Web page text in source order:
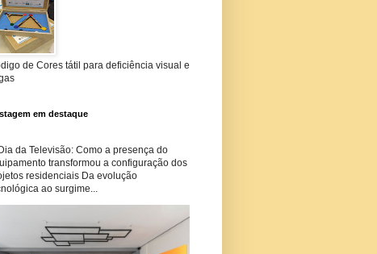
de Cores tátil para deficiência visual e
em destaque
da Televisão: Como a presença do
transformou a configuração dos
residenciais Da evolução
ao surgime...